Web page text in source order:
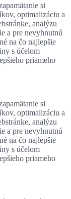
si
optimalizáciu a
analýzu
a pre nevyhnutnú
na čo najlepšie
s účelom
priameho
si
optimalizáciu a
analýzu
a pre nevyhnutnú
na čo najlepšie
s účelom
priameho